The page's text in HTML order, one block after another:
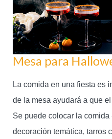
Mesa para
La comida en una fiesta es
de la mesa ayudará a que
Se puede colocar la
decoración temática, tarros